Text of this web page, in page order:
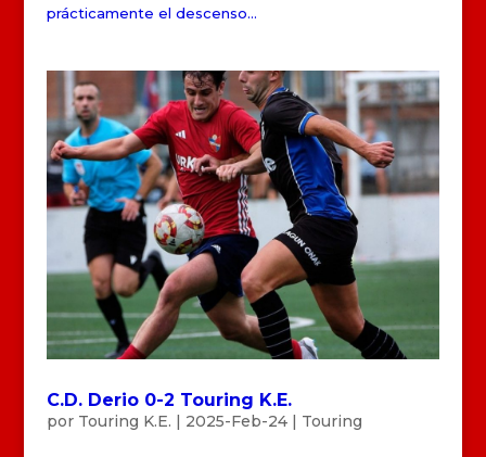
prácticamente el descenso...
C.D. Derio 0-2 Touring K.E.
por Touring K.E. | 2025-Feb-24| Touring